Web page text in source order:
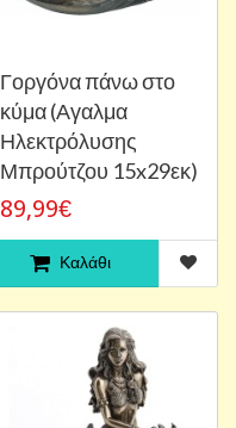
Γοργόνα πάνω στο
κύμα (Αγαλμα
Ηλεκτρόλυσης
Μπρούτζου 15x29εκ)
89,99€
Καλάθι